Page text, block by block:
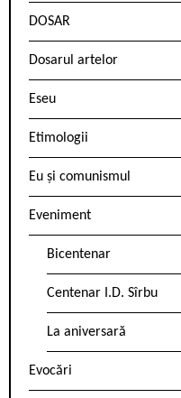
DOSAR
Dosarul artelor
Eseu
Etimologii
Eu și comunismul
Eveniment
Bicentenar
Centenar I.D. Sîrbu
La aniversară
Evocări